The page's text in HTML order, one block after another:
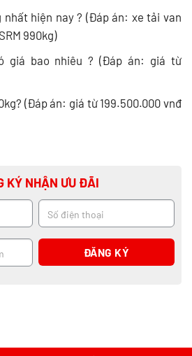
nhất hiện nay ? (Đáp án: xe tải van
990kg)
giá bao nhiêu ? (Đáp án: giá từ
(Đáp án: giá từ 199.500.000 vnđ
KÝ NHẬN ƯU ĐÃI